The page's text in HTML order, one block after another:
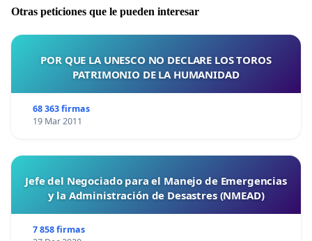
Otras peticiones que le pueden interesar
POR QUE LA UNESCO NO DECLARE LOS TOROS
PATRIMONIO DE LA HUMANIDAD
68 363 firmas
19 Mar 2011
Jefe del Negociado para el Manejo de Emergencias
y la Administración de Desastres (NMEAD)
7 858 firmas